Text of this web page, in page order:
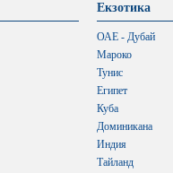
Екзотика
ОАЕ - Дубай
Мароко
Тунис
Египет
Куба
Доминикана
Индия
Тайланд